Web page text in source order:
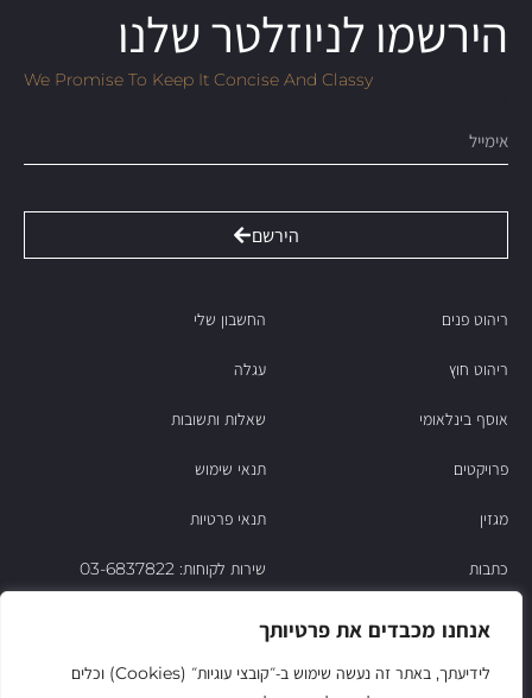
אנחנו מכבדים את פרטיותך
לידיעתך, באתר זה נעשה שימוש ב‑״קובצי עוגיות״ (Cookies) וכלים
הירשמו לניוזלטר שלנו
We Promise To Keep It Concise And Classy
הירשם
ריהוט פנים
ריהוט חוץ
אוסף בינלאומי
פרויקטים
מגזין
כתבות
צור קשר
החשבון שלי
עגלה
שאלות ותשובות
תנאי שימוש
תנאי פרטיות
שירות לקוחות: 03-6837822